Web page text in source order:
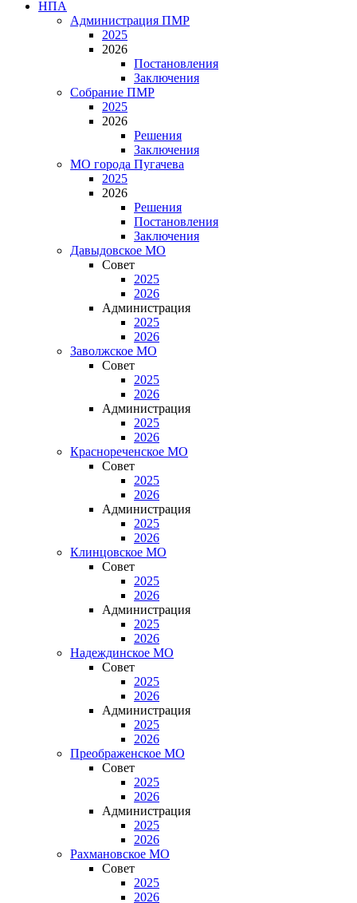
НПА
Администрация ПМР
2025
2026
Постановления
Заключения
Собрание ПМР
2025
2026
Решения
Заключения
МО города Пугачева
2025
2026
Решения
Постановления
Заключения
Давыдовское МО
Совет
2025
2026
Администрация
2025
2026
Заволжское МО
Совет
2025
2026
Администрация
2025
2026
Краснореченское МО
Совет
2025
2026
Администрация
2025
2026
Клинцовское МО
Совет
2025
2026
Администрация
2025
2026
Надеждинское МО
Совет
2025
2026
Администрация
2025
2026
Преображенское МО
Совет
2025
2026
Администрация
2025
2026
Рахмановское МО
Совет
2025
2026